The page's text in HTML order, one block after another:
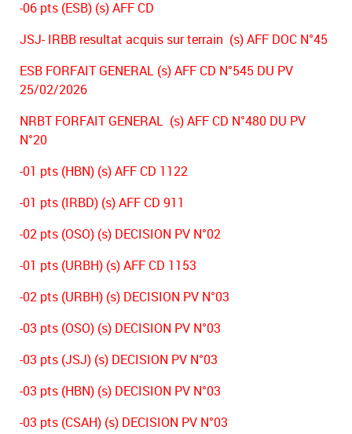
-06 pts (ESB) (s) AFF CD
JSJ- IRBB resultat acquis sur terrain (s) AFF DOC N°45
ESB FORFAIT GENERAL (s) AFF CD N°545 DU PV
25/02/2026
NRBT FORFAIT GENERAL (s) AFF CD N°480 DU PV
N°20
-01 pts (HBN) (s) AFF CD 1122
-01 pts (IRBD) (s) AFF CD 911
-02 pts (OSO) (s) DECISION PV N°02
-01 pts (URBH) (s) AFF CD 1153
-02 pts (URBH) (s) DECISION PV N°03
-03 pts (OSO) (s) DECISION PV N°03
-03 pts (JSJ) (s) DECISION PV N°03
-03 pts (HBN) (s) DECISION PV N°03
-03 pts (CSAH) (s) DECISION PV N°03